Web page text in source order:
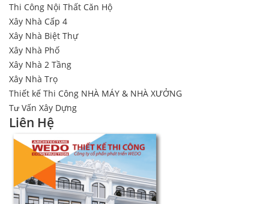
Thi Công Nội Thất Căn Hộ
Xây Nhà Cấp 4
Xây Nhà Biệt Thự
Xây Nhà Phố
Xây Nhà 2 Tầng
Xây Nhà Trọ
Thiết kế Thi Công NHÀ MÁY & NHÀ XƯỞNG
Tư Vấn Xây Dựng
Liên Hệ